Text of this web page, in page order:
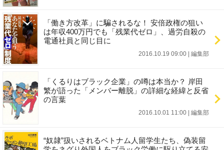
「働き方改革」に騙されるな！ 安倍政権の狙い
は年収400万円でも「残業代ゼロ」、過労自殺の
電通社員と同じ目に
2016.10.19 09:00 編集部
「くるりはブラック企業」の噂は本当か？ 岸田
繁が語った「メンバー離脱」の詳細な経緯と反省
の言葉
2016.10.01 11:00 編集部
“奴隷”扱いされるベトナム人留学生たち、偽装留